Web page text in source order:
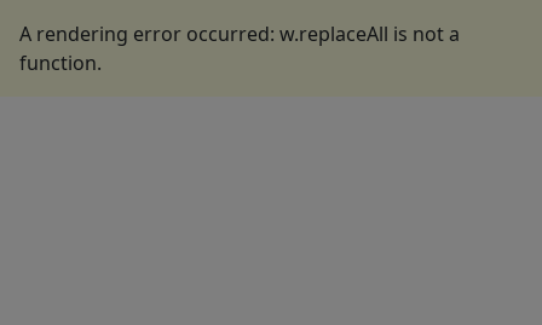
A rendering error occurred: w.replaceAll is not a
function.